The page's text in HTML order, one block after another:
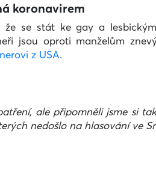
koronavirem
se stát ke gay a
jsou oproti manželům
z USA.
ale připomněli jsme si
nedošlo na hlasování ve